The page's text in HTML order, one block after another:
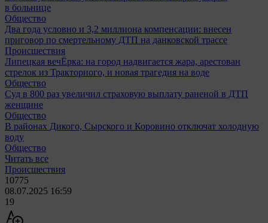
в больнице
Общество
Два года условно и 3,2 миллиона компенсации: внесен
приговор по смертельному ДТП на данковской трассе
Происшествия
Липецкая вечЁрка: на город надвигается жара, арестован
стрелок из Тракторного, и новая трагедия на воде
Общество
Суд в 800 раз увеличил страховую выплату раненой в ДТП
женщине
Общество
В районах Дикого, Сырского и Коровино отключат холодную
воду
Общество
Читать все
Происшествия
10775
08.07.2025 16:59
19